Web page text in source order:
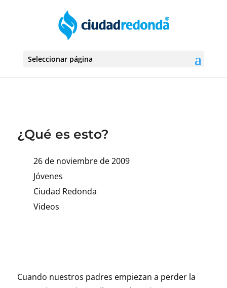
Seleccionar página
¿Qué es esto?
26 de noviembre de 2009
Jóvenes
Ciudad Redonda
Videos
Cuando nuestros padres empiezan a perder la